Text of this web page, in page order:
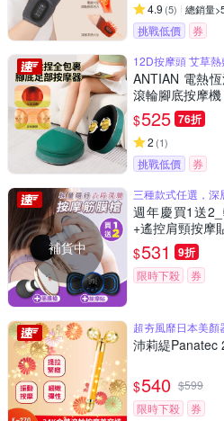
4.9 (5) 總銷量
挑戰低價
券
12D按摩頭 艾草
ANTIAN 電熱
滾輪腳底按摩
足器
$525 76折
2 (1)
挑戰低價 券
補貨中
三種款式任選，
週年慶買1送
+遙控肩頸按摩
$531 9折
限時下殺 券
超夯風靡日本美顏
沛莉緹Panatec
$540 $599
限時下殺
券